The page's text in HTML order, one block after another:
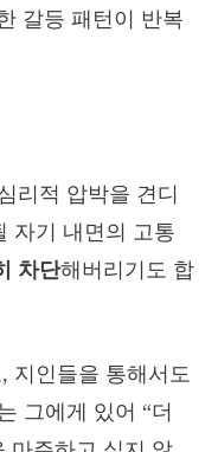
갈등 패턴이 반복
리적 압박을 견디
자기 내면의 고통
차단해버리기도 합
지인들을 통해서도
그에게 있어 “더